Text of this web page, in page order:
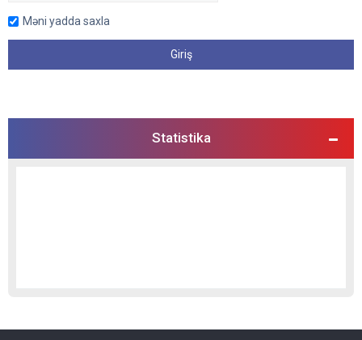
Məni yadda saxla
Statistika